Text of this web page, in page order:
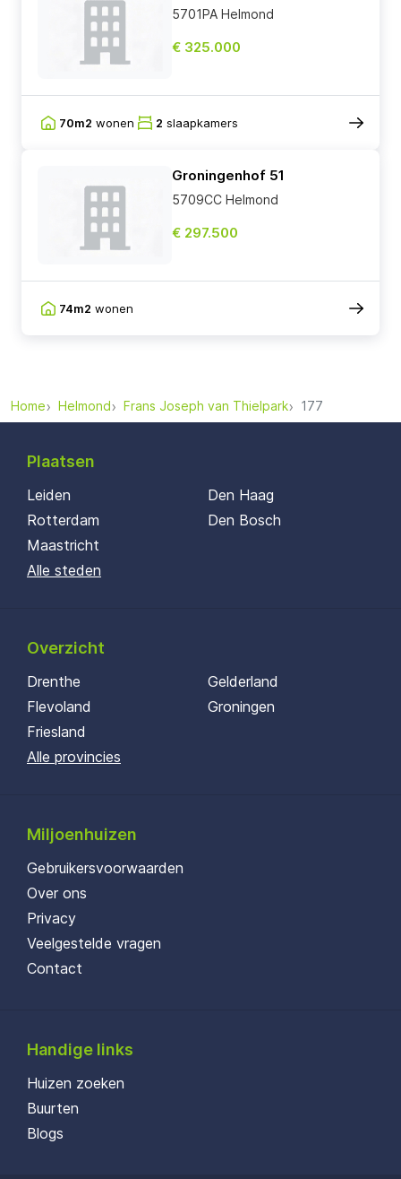
5701PA Helmond
€ 325.000
70m2 wonen 2 slaapkamers
Groningenhof 51
5709CC Helmond
€ 297.500
74m2 wonen
Home Helmond Frans Joseph van Thielpark 177
Plaatsen
Leiden
Rotterdam
Maastricht
Den Haag
Den Bosch
Alle steden
Overzicht
Drenthe
Flevoland
Friesland
Gelderland
Groningen
Alle provincies
Miljoenhuizen
Gebruikersvoorwaarden
Over ons
Privacy
Veelgestelde vragen
Contact
Handige links
Huizen zoeken
Buurten
Blogs